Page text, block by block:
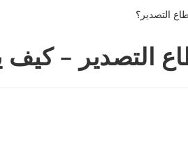
التصدير –